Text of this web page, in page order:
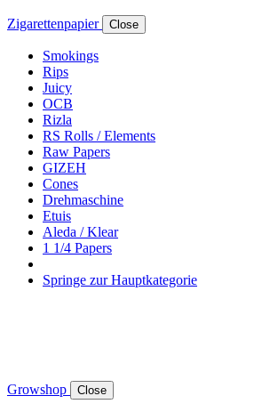
Zigarettenpapier Close
Smokings
Rips
Juicy
OCB
Rizla
RS Rolls / Elements
Raw Papers
GIZEH
Cones
Drehmaschine
Etuis
Aleda / Klear
1 1/4 Papers
Springe zur Hauptkategorie
Growshop Close